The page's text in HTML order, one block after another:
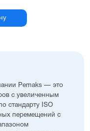
Pemaks — это
с увеличенным
стандарту ISO
перемещений с